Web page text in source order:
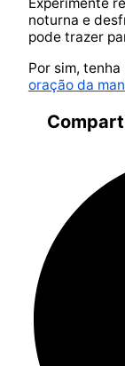
noturna e
pode trazer
Por sim,
oração da